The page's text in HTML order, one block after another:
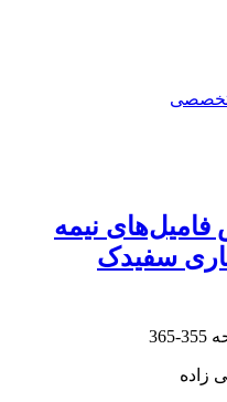
تخصصی
فامیل‌های نیمه
سفیدک
355-365
زاده